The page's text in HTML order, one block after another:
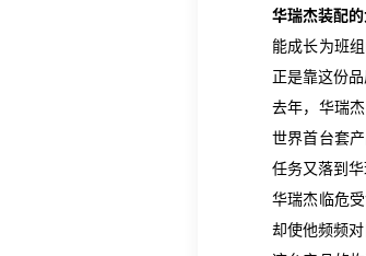
华瑞杰装配
能成长为班
正是靠这份
去年，华瑞
世界首台套
任务又落到华
华瑞杰临危
却使他频频对